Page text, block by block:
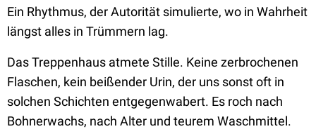
Ein Rhythmus, der Autorität simulierte, wo in Wahrheit
längst alles in Trümmern lag.
Das Treppenhaus atmete Stille. Keine zerbrochenen
Flaschen, kein beißender Urin, der uns sonst oft in
solchen Schichten entgegenwabert. Es roch nach
Bohnerwachs, nach Alter und teurem Waschmittel.